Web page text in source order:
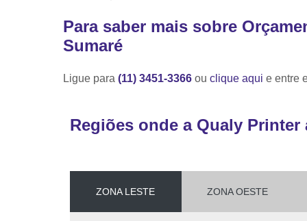
Para saber mais sobre
Sumaré
Ligue para (11) 3451-3366 ou clique aqui e entre
Regiões onde a Qualy Printer
ZONA LESTE ZONA OESTE